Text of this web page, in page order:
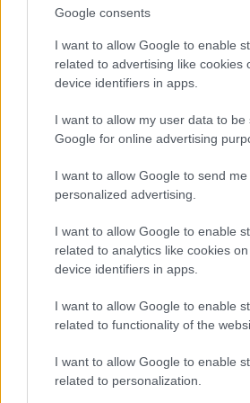
Google consents
I want to allow Google to enable
related to advertising like cookies
device identifiers in apps.
I want to allow my user data to be
Google for online advertising
I want to allow Google to send me
personalized advertising.
I want to allow Google to enable
related to analytics like cookies
device identifiers in apps.
I want to allow Google to enable
related to functionality of the
I want to allow Google to enable
related to personalization.
Az egyetlen
ország, ahol
George Washington, amikor még
kamasz volt, néhány hetet
ültetvényes házban gyógyult két
Gyurka is elkísérte a levegőjéről
későbbi amerikai elnöknek ez
ahol járt az Egyesült Államokon